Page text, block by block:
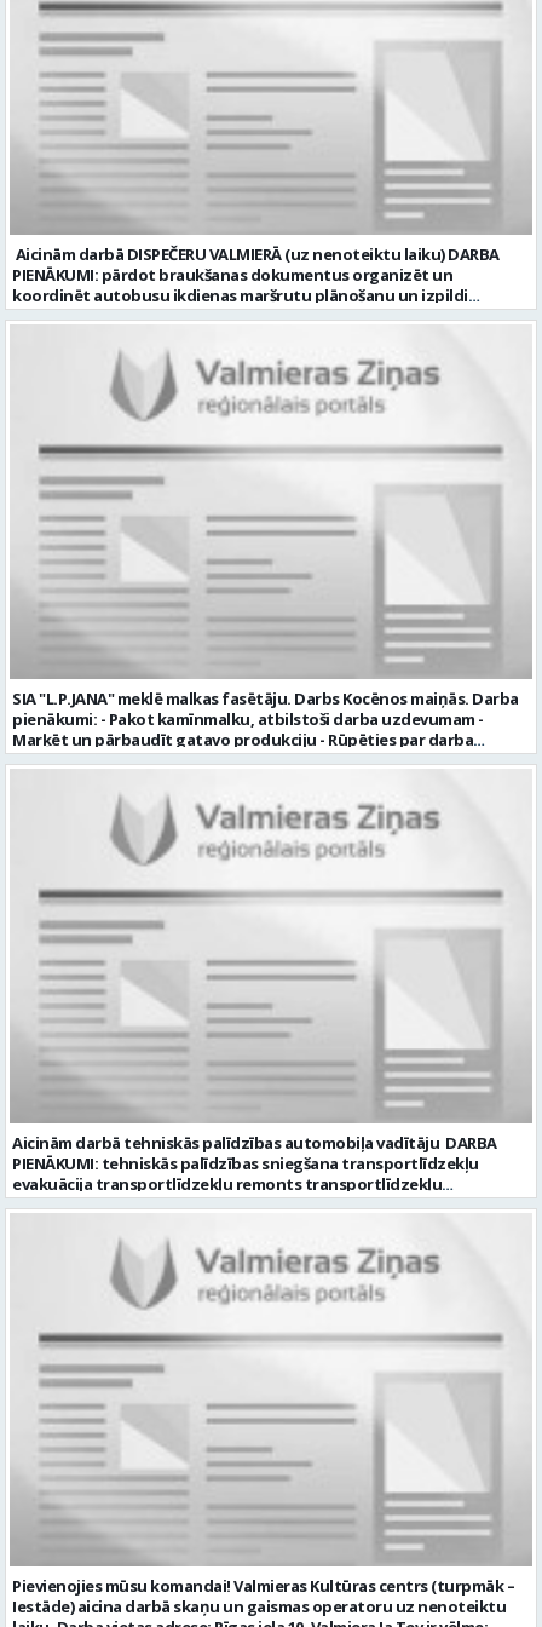
Valmierā un tās apkārtnē (Vidzemē). CV ar amata norādi lūdzam
sūtīt uz e-pastu: vbrugis@inbox.lv Tālrunis informācijai: 26121050.
Profesija: BRUĢĒTĀJS Darba vietas adrese: LATVIJA, Alejas iela 10,
Valmiermuiža, Valmieras pag., Valmieras nov. Darba laika veids:
Normālais darba laiks Darba veids: Darbinieka amats uz nenoteiktu
laiku Slodze: Viena vesela slodze Darbības joma: Būvniecība /
Nekustamais īpašums Pieteikto vietu skaits: 1 Līgums: Darbinieka
amats uz nenoteiktu laiku Aktuāla līdz: 2026-08-20 Kontaktpersona:
CV lūdzam sūtīt uz e-pastu: vbrugis@inbox.lv
Aicinām darbā DISPEČERU VALMIERĀ (uz nenoteiktu laiku) DARBA
PIENĀKUMI: pārdot braukšanas dokumentus organizēt un
koordinēt autobusu ikdienas maršrutu plānošanu un izpildi
nodrošināt autobusu vadītāju dienas darba uzdevumu
profesionālā izglītība augsta atbildības sajūta, precizitāte un labas
komunikācijas spējas labas iemaņas darbā ar datoru un
elektronisko kases aparātu UZŅĒMUMS PIEDĀVĀ: darbu stabilā
uzņēmumā darba laiku: maiņu grafiks (1. dežūra no plkst. 05.20 līdz
plkst. 16.20 un 2.dežūra no plkst. 12.50-21.00) darba samaksu sākot no
1100 līdz 1250 EUR (pirms nodokļu nomaksas) pilnas sociālās
garantijas veselības apdrošināšanas iespējas dinamisku un
profesionālu darba vidi apmācību pirms darba pienākumu
uzsākšanas CV ar norādi vakancei „dispečers Valmierā” iesniegt līdz
2026. gada 21. augustam (ieskaitot): sūtot elektroniski uz info@vtu-
valmiera.lv personīgi SIA „VTU Valmiera”, Reģ.nr. 40003004220,
„Brandeļi”, Brandeļi, Kocēnu pagasts, Valmieras novads, personāla
daļā darba dienās no plkst. 13:00 līdz 16:00. 2 nedēļu laikā pēc
konkursa termiņa beigām sazināsimies ar pretendentiem, kuri tiks
aicināti uz tikšanos klātienē. Informācijai: 29231565 * Iesniegtos
personas datus SIA “VTU VALMIERA” izmantos, lai konkursa kārtībā
noteiktu vakancei atbilstošāko kandidātu. Ja kandidāts vēlas, lai
viņa personas dati tiktu saglabāti SIA “VTU VALMIERA” iekšējā datu
bāzē ar mērķi tos apstrādāt citos SIA “VTU VALMIERA” personāla
atlases konkursos, tad pieteikumā vakancei lūdzam kandidātam
norādīt savu piekrišanu personas datu saglabāšanai. Profesija:
TRANSPORTA DISPEČERS Darba vietas adrese: LATVIJA, Stacijas iela 1,
Valmiera, Valmieras nov. Darba laika veids: Summētais darba laiks
Darba veids: Darbinieka amats uz nenoteiktu laiku Slodze: Viena
vesela slodze Darbības joma: Pakalpojumi Pieteikto vietu skaits: 1
Līgums: Darbinieka amats uz nenoteiktu laiku Aktuāla līdz: 2026-08-
21 Kontaktpersona: CV ar norādi vakancei lūdzu sūtīt uz e-pastu
info@vtu-valmiera.lv vai iesniegt personīgi Izglītības līmenis:
Vispārējā vidējā izglītība
SIA "L.P.JANA" meklē malkas fasētāju. Darbs Kocēnos maiņās. Darba
pienākumi: - Pakot kamīnmalku, atbilstoši darba uzdevumam -
Marķēt un pārbaudīt gatavo produkciju - Rūpēties par darba
kvalitāti un kārtību darba vietā Prasības kandidātiem: - Laba fiziskā
Uzņēmums piedāvā: - Atalgojumu EUR 1200 bruto (atkarīgs no
padarītā) - Vienmēr laikā izmaksātu algu - Profesionālus un
atbalstošus kolēģus Lūgums CV sūtīt uz e- pastu:
pasutijumi@lpjana.lv vai zvanīt pa tālruni: 28319289 Profesija:
SAIŅOŠANAS OPERATORS Algas izmaksas veids: Laika darba alga
Darba vietas adrese: LATVIJA, Gravas iela 2, Kocēni, Kocēnu pag.,
Valmieras nov. Slodze: Viena vesela slodze Darbības joma: Ražošana
Pieteikto vietu skaits: 2 Aktuāla līdz: 2027-09-07 Darba sākšanas
datums: 2026-08-17 Kontaktpersona: Davids Pavlovs
Aicinām darbā tehniskās palīdzības automobiļa vadītāju DARBA
PIENĀKUMI: tehniskās palīdzības sniegšana transportlīdzekļu
evakuācija transportlīdzekļu remonts transportlīdzekļu
sagatavošana tehniskai apskatei PRASĪBAS PRETENDENTIEM:
transportlīdzekļa vadītāja apliecība vēlama D, CE kategorijas
transportlīdzekļa vadītāja pieredze vismaz 2 gadi labas saskarsmes
un komunikācijas prasmes pieredze transportlīdzekļu remontu
veikšanā UZŅĒMUMS PIEDĀVĀ: darbu stabilā uzņēmumā darba
samaksu no 1600 EUR (pirms nodokļu nomaksas) darba laiku pēc
grafika: dežūra 08.00 – 17.00, 2.dežūra 08.00 – 21.00. pilnas sociālās
garantijas veselības apdrošināšanas iespējas dinamisku un
profesionālu darba vidi CV ar norādi vakancei „Tehniskās palīdzības
automobiļa vadītājs” iesniegt: sūtot elektroniski uz info@vtu-
valmiera.lv personīgi SIA „VTU Valmiera”, Reģ.nr. 40003004220,
administrācijas ēkas „Brandeļi”, Brandeļi, Kocēnu pagasts, Valmieras
novads, personāla daļā darba dienās no plkst. 09:00 līdz 16:00.
Sazināsimies ar pretendentiem, kuri būs izvirzīti nākamajai atlases
kārtai. * Iesniegtos personas datus SIA “VTU VALMIERA” izmantos, lai
konkursa kārtībā noteiktu vakancei atbilstošāko kandidātu. Ja
kandidāts vēlas, lai viņa personas dati tiktu saglabāti SIA “VTU
VALMIERA” iekšējā datu bāzē ar mērķi tos apstrādāt citos SIA “VTU
VALMIERA” personāla atlases konkursos, tad pieteikumā vakancei
lūdzam kandidātam norādīt savu piekrišanu personas datu
Pievienojies mūsu komandai! Valmieras Kultūras centrs (turpmāk –
Iestāde) aicina darbā skaņu un gaismas operatoru uz nenoteiktu